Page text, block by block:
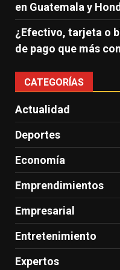
en Guatemala y
¿Efectivo, tarjeta o
de pago que más
CATEGORÍAS
Actualidad
Deportes
Economía
Emprendimientos
Empresarial
Entretenimiento
Expertos